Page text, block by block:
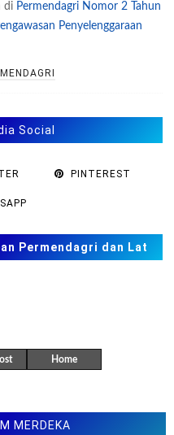
di Permendagri Nomor 2 Tahun
Penyelenggaraan
Social
PINTEREST
Permendagri dan Lat
Home
MERDEKA